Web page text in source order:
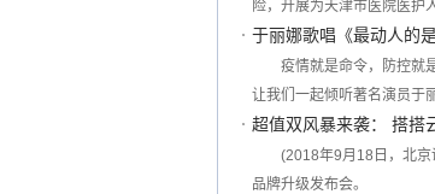
险，开展为天津市医院医护
于丽娜歌唱《最动人的
疫情就是命令，防控就
让我们一起倾听著名演员于
超值双风暴来袭： 搭搭
(2018年9月18日，北京
品牌升级发布会。